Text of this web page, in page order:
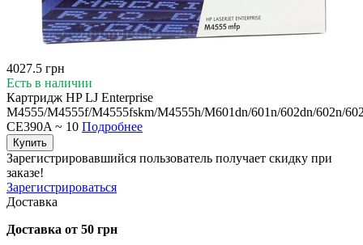
4027.5 грн
Есть в наличии
Картридж HP LJ Enterprise
M4555/M4555f/M4555fskm/M4555h/M601dn/601n/602dn/602n/
CE390A ~ 10 Подробнее
Купить
Зарегистрировавшийся пользователь получает скидку при
заказе!
Зарегистрироваться
Доставка
Доставка от 50 грн